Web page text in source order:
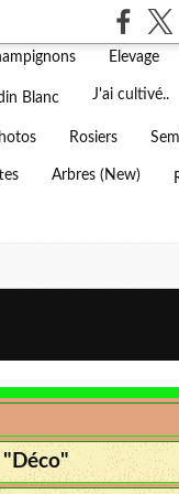
dans
jardin fleuri et
Elevage
Blanc J'ai cultivé..
Rosiers
Arbres (New)